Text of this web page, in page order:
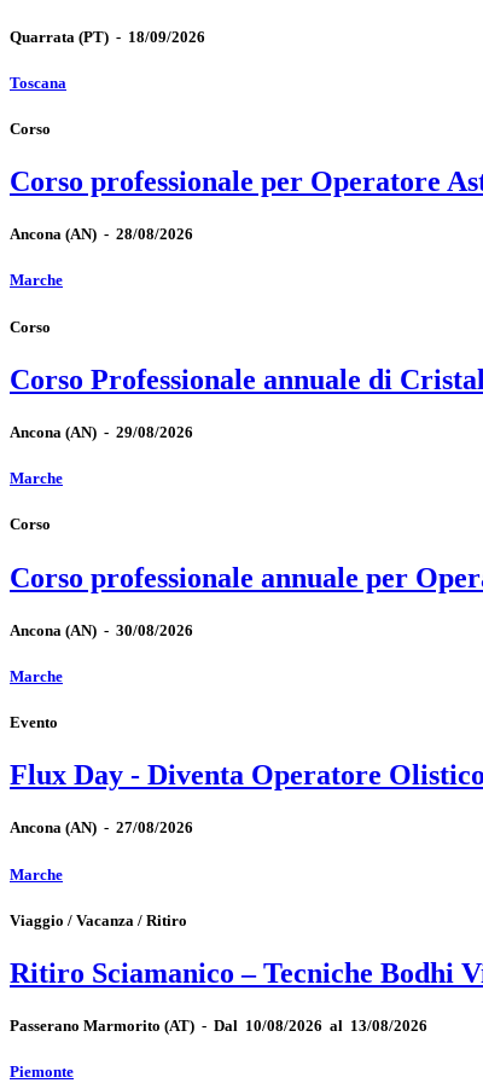
Quarrata (PT) - 18/09/2026
Toscana
Corso
Corso professionale per Operatore
Ancona (AN) - 28/08/2026
Marche
Corso
Corso Professionale annuale di
Ancona (AN) - 29/08/2026
Marche
Corso
Corso professionale annuale per
Ancona (AN) - 30/08/2026
Marche
Evento
Flux Day - Diventa Operatore
Ancona (AN) - 27/08/2026
Marche
Viaggio / Vacanza / Ritiro
Ritiro Sciamanico – Tecniche Bodhi
Passerano Marmorito (AT) - Dal 10/08/2026 al 13/08/2026
Piemonte